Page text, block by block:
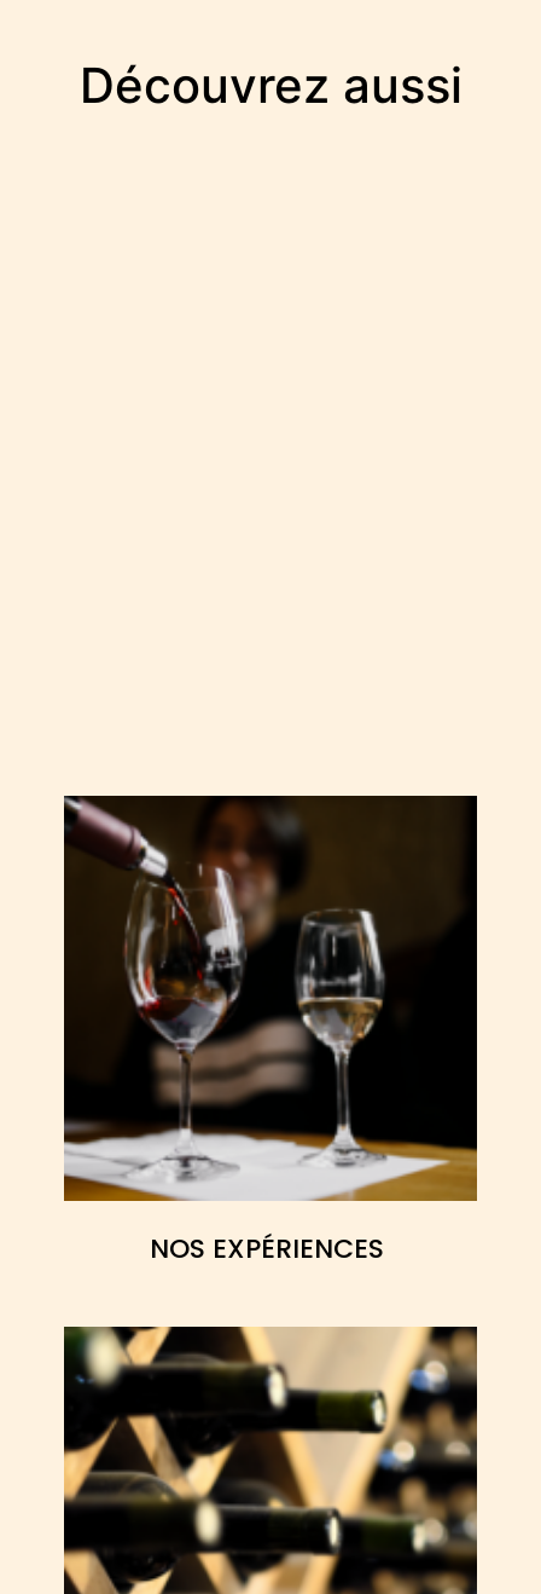
Découvrez aussi
NOS EXPÉRIENCES